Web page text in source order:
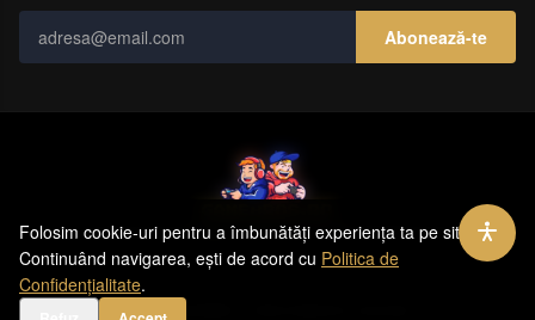
Abonează-te
ContactEchipa Publicitate Politică de ConfidențialitateHartă Site
©
Folosim cookie-uri pentru a îmbunătăți experiența ta pe site.
Continuând navigarea, ești de acord cu Politica de
Confidențialitate.